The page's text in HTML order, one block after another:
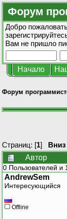
Форум
Добро
Вам не пришло
Начало
Форум
Страниц: [1] Вниз
Автор
0 Пользователей и
AndrewSem
Интересующийся
Offline